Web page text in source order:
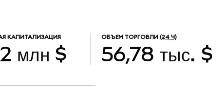
КАПИТАЛИЗАЦИЯ
млн $
ОБЪЕМ ТОРГОВЛИ (24 Ч)
56,78 тыс. $